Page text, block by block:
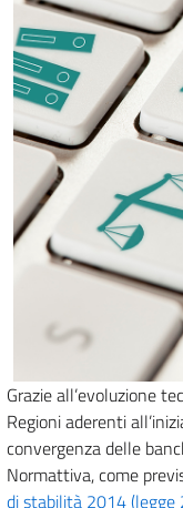
Grazie all’evoluzione
Regioni aderenti
convergenza delle
Normattiva, come
di stabilità 2014 (legge